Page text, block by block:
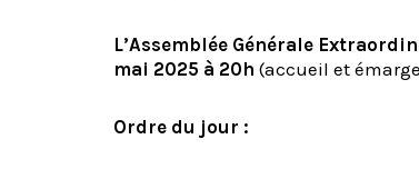
L’Assemblée Générale
mai 2025 à 20h (accueil et
Ordre du jour :